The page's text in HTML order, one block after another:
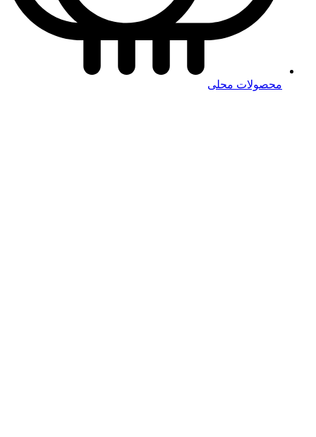
محصولات محلی